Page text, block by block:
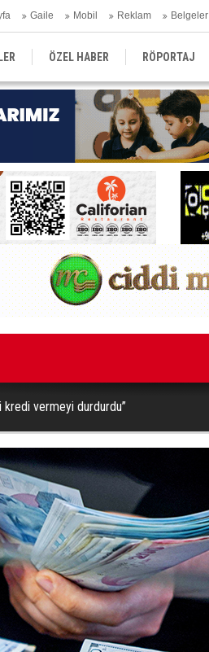
Gaile Mobil Reklam Belgeler
ÖZEL HABER RÖPORTAJ
YEREL YÖNETİM DERGİLER
kredi vermeyi durdurdu”